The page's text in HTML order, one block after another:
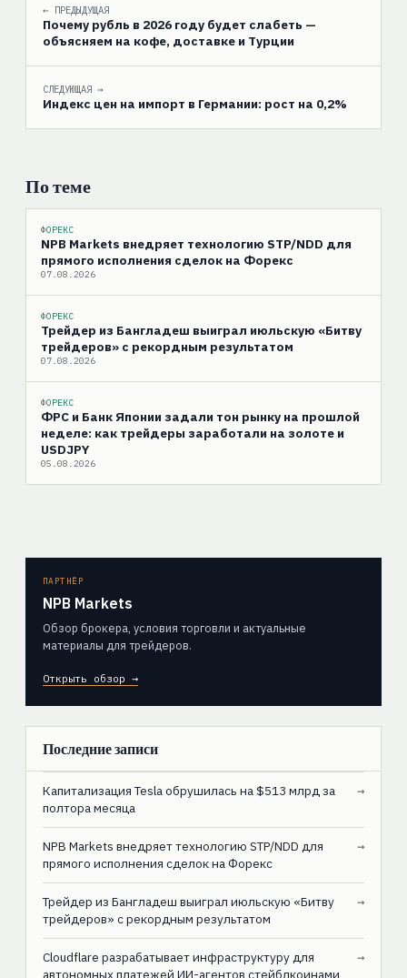
← ПРЕДЫДУЩАЯ
Почему рубль в 2026 году будет слабеть —
объясняем на кофе, доставке и Турции
СЛЕДУЮЩАЯ →
Индекс цен на импорт в Германии: рост на 0,2%
По теме
ФОРЕКС
NPB Markets внедряет технологию STP/NDD для
прямого исполнения сделок на Форекс
07.08.2026
ФОРЕКС
Трейдер из Бангладеш выиграл июльскую «Битву
трейдеров» с рекордным результатом
07.08.2026
ФОРЕКС
ФРС и Банк Японии задали тон рынку на прошлой
неделе: как трейдеры заработали на золоте и
USDJPY
05.08.2026
ПАРТНЁР
NPB Markets
Обзор брокера, условия торговли и актуальные
материалы для трейдеров.
Открыть обзор →
Последние записи
Капитализация Tesla обрушилась на $513 млрд за
полтора месяца
→
NPB Markets внедряет технологию STP/NDD для
прямого исполнения сделок на Форекс
→
Трейдер из Бангладеш выиграл июльскую «Битву
трейдеров» с рекордным результатом
→
Cloudflare разрабатывает инфраструктуру для
автономных платежей ИИ-агентов стейблкоинами
→